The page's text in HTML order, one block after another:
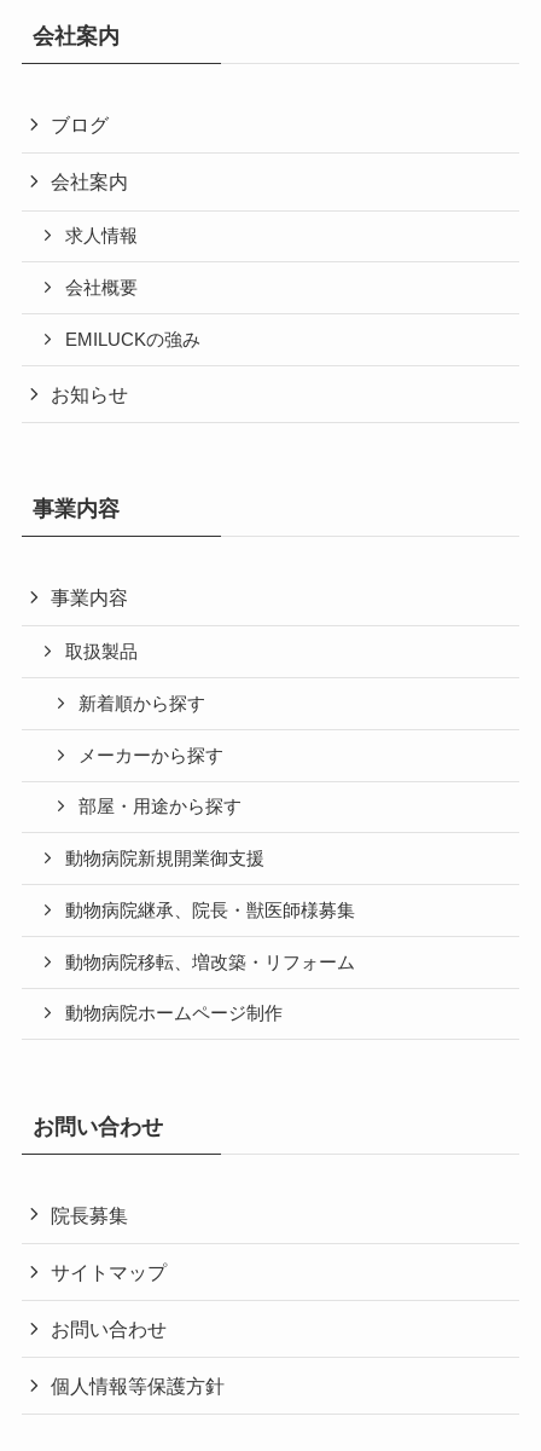
会社案内
ブログ
会社案内
求人情報
会社概要
EMILUCKの強み
お知らせ
事業内容
事業内容
取扱製品
新着順から探す
メーカーから探す
部屋・用途から探す
動物病院新規開業御支援
動物病院継承、院長・獣医師様募集
動物病院移転、増改築・リフォーム
動物病院ホームページ制作
お問い合わせ
院長募集
サイトマップ
お問い合わせ
個人情報等保護方針